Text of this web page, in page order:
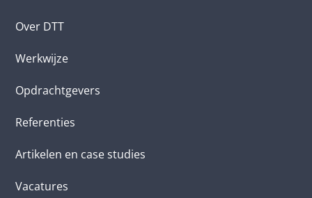
Over DTT
Werkwijze
Opdrachtgevers
Referenties
Artikelen en case studies
Vacatures